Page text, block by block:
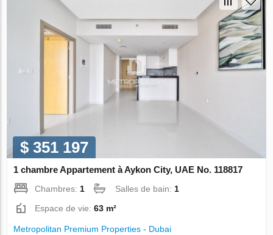
$ 351 197
1 chambre Appartement à Aykon City, UAE No. 118817
Chambres: 1 Salles de bain: 1
Espace de vie:63 m²
Metropolitan Premium Properties - Dubai